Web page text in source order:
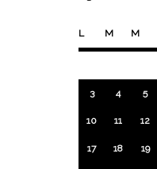
L M M
3 4 5
10 11 12
17 18 19